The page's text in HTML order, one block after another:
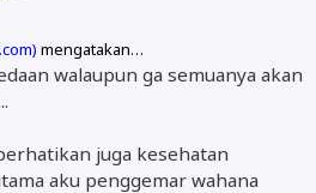
mengatakan…
walaupun ga semuanya akan
juga kesehatan
aku penggemar wahana